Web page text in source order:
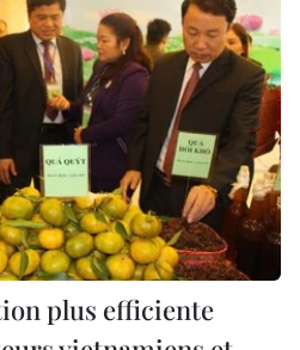
plus efficiente